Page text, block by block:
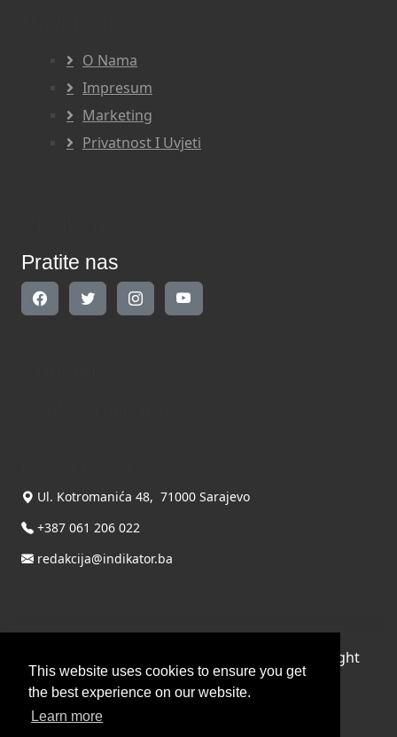
This website uses cookies to ensure you get
the best experience on our website.
Learn more
O Nama
Impresum
Marketing
Privatnost I Uvjeti
Pratite nas
Ul. Kotromanića 48, 71000 Sarajevo
+387 061 206 022
redakcija@indikator.ba
, All Right
Reserved.
Terms Of Use